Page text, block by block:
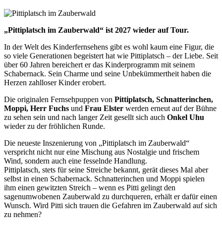
„Pittiplatsch im Zauberwald“ ist 2027 wieder auf Tour.
In der Welt des Kinderfernsehens gibt es wohl kaum eine Figur, die
so viele Generationen begeistert hat wie Pittiplatsch – der Liebe. Seit
über 60 Jahren bereichert er das Kinderprogramm mit seinem
Schabernack. Sein Charme und seine Unbekümmertheit haben die
Herzen zahlloser Kinder erobert.
Die originalen Fernsehpuppen von Pittiplatsch, Schnatterinchen,
Moppi, Herr Fuchs und Frau Elster werden erneut auf der Bühne
zu sehen sein und nach langer Zeit gesellt sich auch Onkel Uhu
wieder zu der fröhlichen Runde.
Die neueste Inszenierung von „Pittiplatsch im Zauberwald“
verspricht nicht nur eine Mischung aus Nostalgie und frischem
Wind, sondern auch eine fesselnde Handlung.
Pittiplatsch, stets für seine Streiche bekannt, gerät dieses Mal aber
selbst in einen Schabernack. Schnatterinchen und Moppi spielen
ihm einen gewitzten Streich – wenn es Pitti gelingt den
sagenumwobenen Zauberwald zu durchqueren, erhält er dafür einen
Wunsch. Wird Pitti sich trauen die Gefahren im Zauberwald auf sich
zu nehmen?